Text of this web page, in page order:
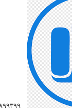
۲۱-۷۷۸۹۹۳۹۹(۹۸)